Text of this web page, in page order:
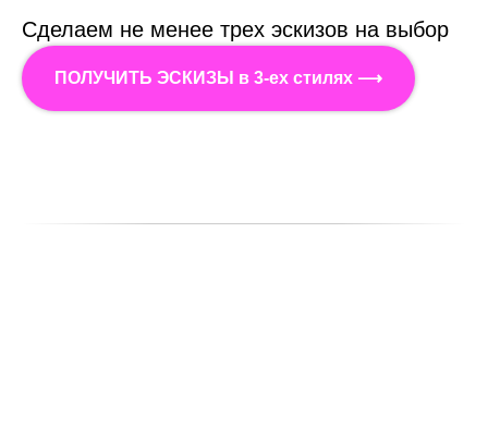
Сделаем не менее трех эскизов на выбор
ПОЛУЧИТЬ ЭСКИЗЫ в 3-ех стилях ⟶